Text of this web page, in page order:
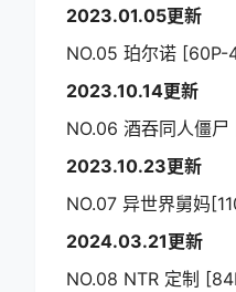
2023.01.05更新
NO.05 珀尔诺 [60P-
2023.10.14更新
NO.06 酒吞同人僵
2023.10.23更新
NO.07 异世界舅妈
2024.03.21更新
NO.08 NTR 定制